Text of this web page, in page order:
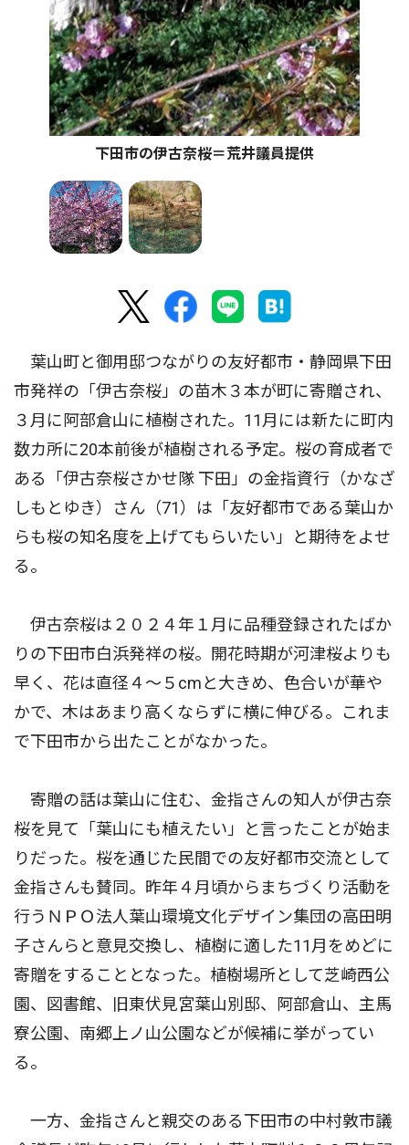
下田市の伊古奈桜＝荒井議員提供
葉山町と御用邸つながりの友好都市・静岡県下田
市発祥の「伊古奈桜」の苗木３本が町に寄贈され、
３月に阿部倉山に植樹された。11月には新たに町内
数カ所に20本前後が植樹される予定。桜の育成者で
ある「伊古奈桜さかせ隊 下田」の金指資行（かなざ
しもとゆき）さん（71）は「友好都市である葉山か
らも桜の知名度を上げてもらいたい」と期待をよせ
る。
伊古奈桜は２０２４年１月に品種登録されたばか
りの下田市白浜発祥の桜。開花時期が河津桜よりも
早く、花は直径４〜５cmと大きめ、色合いが華や
かで、木はあまり高くならずに横に伸びる。これま
で下田市から出たことがなかった。
寄贈の話は葉山に住む、金指さんの知人が伊古奈
桜を見て「葉山にも植えたい」と言ったことが始ま
りだった。桜を通じた民間での友好都市交流として
金指さんも賛同。昨年４月頃からまちづくり活動を
行うＮＰＯ法人葉山環境文化デザイン集団の高田明
子さんらと意見交換し、植樹に適した11月をめどに
寄贈をすることとなった。植樹場所として芝崎西公
園、図書館、旧東伏見宮葉山別邸、阿部倉山、主馬
寮公園、南郷上ノ山公園などが候補に挙がってい
る。
一方、金指さんと親交のある下田市の中村敦市議